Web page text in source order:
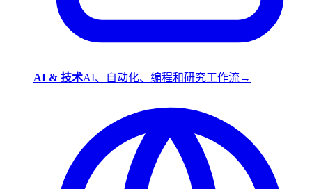
AI & 技术AI、自动化、编程和研究工作流→